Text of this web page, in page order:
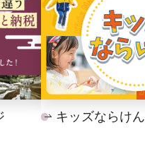
キッズならけん